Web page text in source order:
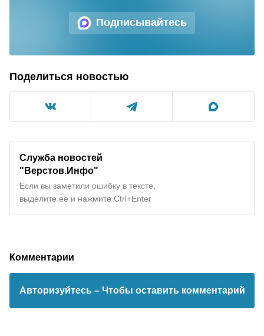
Подписывайтесь
Поделиться новостью
Служба новостей
"Верстов.Инфо"
Если вы заметили ошибку в тексте,
выделите ее и нажмите Ctrl+Enter
Комментарии
Авторизуйтесь – Чтобы оставить комментарий